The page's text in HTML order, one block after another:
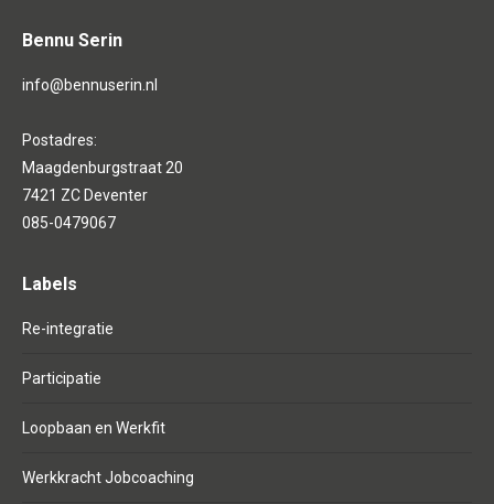
Bennu Serin
info@bennuserin.nl
Postadres:
Maagdenburgstraat 20
7421 ZC Deventer
085-0479067
Labels
Re-integratie
Participatie
Loopbaan en Werkfit
Werkkracht Jobcoaching